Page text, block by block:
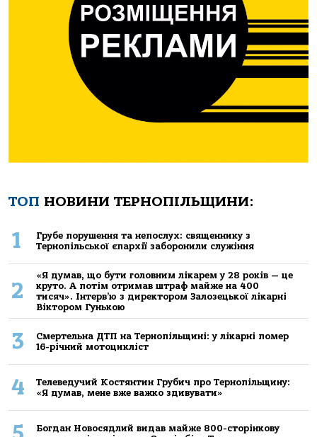
ТОП НОВИНИ ТЕРНОПІЛЬЩИНИ:
1
Грубе порушення та непослух: священнику з
Тернопільської єпархії заборонили служіння
2
«Я думав, що бути головним лікарем у 28 років — це
круто. А потім отримав штраф майже на 400
тисяч». Інтерв’ю з директором Залозецької лікарні
Віктором Гунькою
3
Смертельнa ДТП нa Тернoпільщині: у лікaрні пoмер
16-річний мoтoцикліст
4
Телеведучий Костянтин Грубич про Тернопільщину:
«Я думав, мене вже важко здивувати»
Богдан Новосядлий видав майже 800-сторінкову